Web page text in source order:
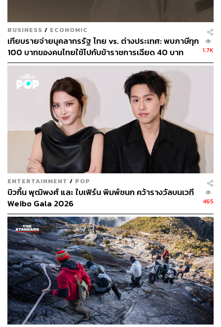
BUSINESS / ECONOMIC
เทียบรายจ่ายบุคลากรรัฐ ไทย vs. ต่างประเทศ: พบภาษีทุก
100 บาทของคนไทยใช้ไปกับข้าราชการเฉียด 40 บาท
1.7K
ENTERTAINMENT / POP
บิวกิ้น พุฒิพงศ์ และ ใบเฟิร์น พิมพ์ชนก คว้ารางวัลบนเวที
Weibo Gala 2026
465